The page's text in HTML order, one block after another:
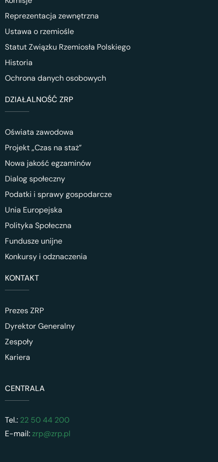
Reprezentacja zewnętrzna
Ustawa o rzemiośle
Statut Związku Rzemiosła Polskiego
Historia
Ochrona danych osobowych
DZIAŁALNOŚĆ ZRP
Oświata zawodowa
Projekt „Czas na staż”
Nowa jakość egzaminów
Dialog społeczny
Podatki i sprawy gospodarcze
Unia Europejska
Polityka Społeczna
Fundusze unijne
Konkursy i odznaczenia
KONTAKT
Prezes ZRP
Dyrektor Generalny
Zespoły
Kariera
CENTRALA
Tel.: 22 50 44 200
E-mail:zrp@zrp.pl